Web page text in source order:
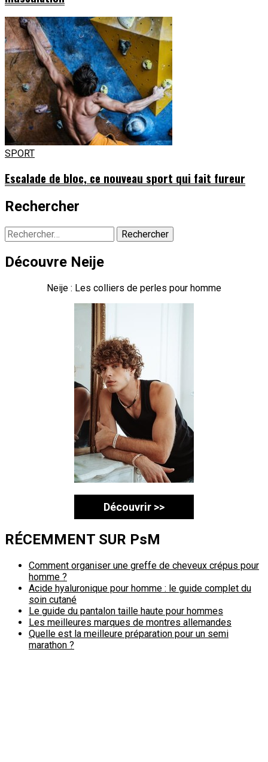
SPORT
Escalade de bloc, ce nouveau sport qui fait fureur
Rechercher
Rechercher :
Découvre Neije
Neije : Les colliers de perles pour homme
Découvrir >>
RÉCEMMENT SUR PsM
Comment organiser une greffe de cheveux crépus pour
homme ?
Acide hyaluronique pour homme : le guide complet du
soin cutané
Le guide du pantalon taille haute pour hommes
Les meilleures marques de montres allemandes
Quelle est la meilleure préparation pour un semi
marathon ?